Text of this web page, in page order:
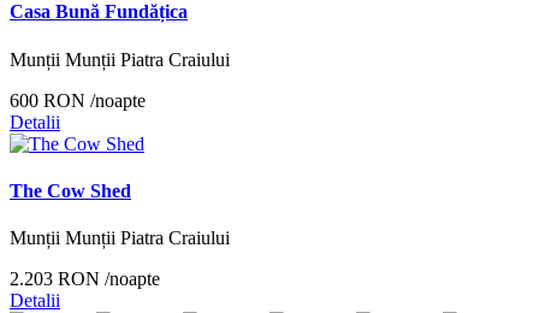
Casa Bună Fundățica
Munții Munții Piatra Craiului
600 RON /noapte
Detalii
The Cow Shed
Munții Munții Piatra Craiului
2.203 RON /noapte
Detalii